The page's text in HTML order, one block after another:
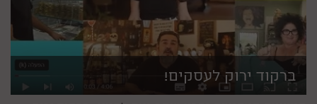
ברקוד ירוק לעסקים!